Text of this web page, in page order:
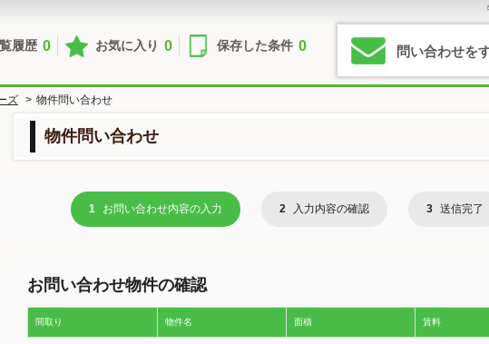
履歴 0 お気に入り 0 保存した条件 0 問い合わせを
ズ > 物件問い合わせ
物件問い合わせ
1 お問い合わせ内容の入力 2 入力内容の確認 3 送信完了
お問い合わせ物件の確認
間取り 物件名 面積 賃料